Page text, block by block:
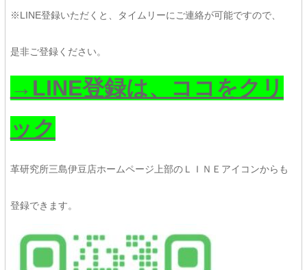
※LINE登録いただくと、タイムリーにご連絡が可能ですので、
是非ご登録ください。
→LINE登録は、ココをクリ
ック
革研究所三島伊豆店ホームページ上部のＬＩＮＥアイコンからも
登録できます。